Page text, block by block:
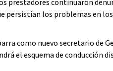
prestadores continuaron
persistían los problemas en
como nuevo secretario de
el esquema de conducción